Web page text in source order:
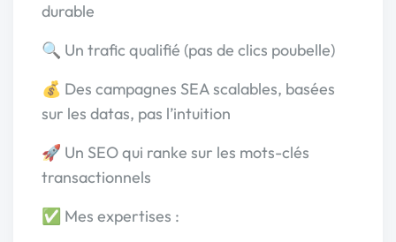
durable
🔍 Un trafic qualifié (pas de clics poubelle)
💰 Des campagnes SEA scalables, basées
sur les datas, pas l’intuition
🚀 Un SEO qui ranke sur les mots-clés
transactionnels
✅ Mes expertises :